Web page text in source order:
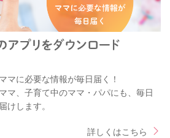
マに必要な情報が毎日届く！
マ、子育て中のママ・パパにも、毎日
けします。
詳しくはこちら